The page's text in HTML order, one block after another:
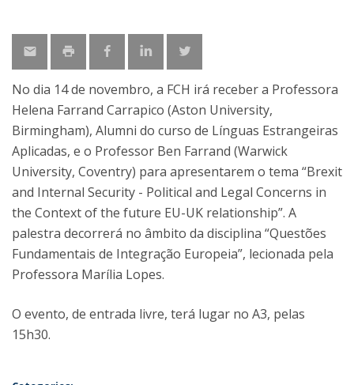
No dia 14 de novembro, a FCH irá receber a Professora
Helena Farrand Carrapico (Aston University,
Birmingham), Alumni do curso de Línguas Estrangeiras
Aplicadas, e o Professor Ben Farrand (Warwick
University, Coventry) para apresentarem o tema “Brexit
and Internal Security - Political and Legal Concerns in
the Context of the future EU-UK relationship”. A
palestra decorrerá no âmbito da disciplina “Questões
Fundamentais de Integração Europeia”, lecionada pela
Professora Marília Lopes.
O evento, de entrada livre, terá lugar no A3, pelas
15h30.